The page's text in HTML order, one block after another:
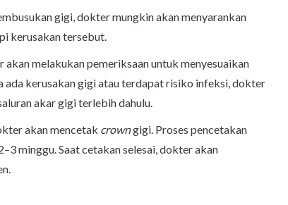
gigi, dokter mungkin akan menyarankan
kerusakan tersebut.
akan melakukan pemeriksaan untuk menyesuaikan
ada kerusakan gigi atau terdapat risiko infeksi, dokter
akar gigi terlebih dahulu.
akan mencetak crowngigi. Proses pencetakan
minggu. Saat cetakan selesai, dokter akan